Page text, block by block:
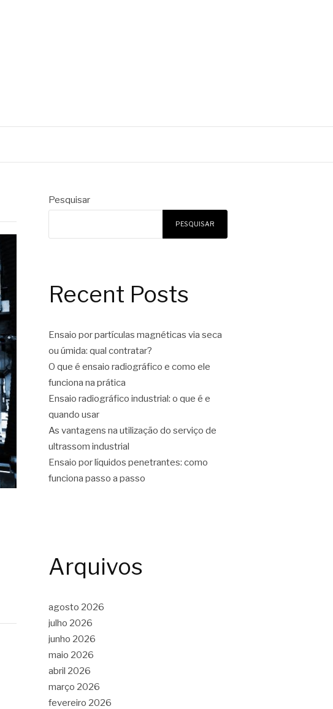
Pesquisar
PESQUISAR
Recent Posts
Ensaio por partículas magnéticas via seca
ou úmida: qual contratar?
O que é ensaio radiográfico e como ele
funciona na prática
Ensaio radiográfico industrial: o que é e
quando usar
As vantagens na utilização do serviço de
ultrassom industrial
Ensaio por líquidos penetrantes: como
funciona passo a passo
Arquivos
agosto 2026
julho 2026
junho 2026
maio 2026
abril 2026
março 2026
fevereiro 2026